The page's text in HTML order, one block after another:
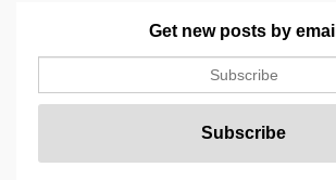
Get new posts by email